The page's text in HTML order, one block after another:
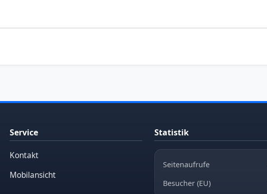
Service
Kontakt
Mobilansicht
Statistik
Seitenaufrufe
Besucher (EU)